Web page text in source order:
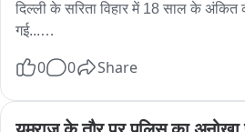
दिल्ली के सरिता विहार में 18 साल के अंकित
गई...
जा रहा था..तभी नाले की पुलिया को क्रोस
वो नाले में पानी के बहाव के साथ बह गया..
0 0 Share